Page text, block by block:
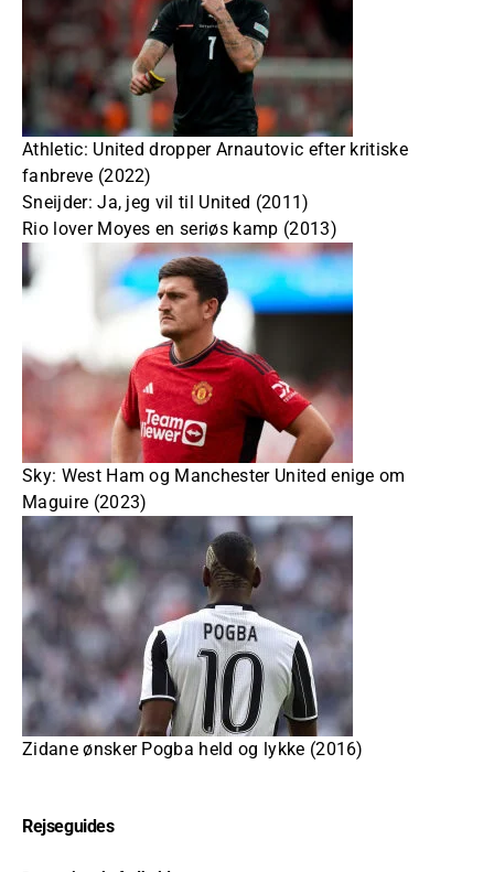
Athletic: United dropper Arnautovic efter kritiske
fanbreve (2022)
Sneijder: Ja, jeg vil til United (2011)
Rio lover Moyes en seriøs kamp (2013)
Sky: West Ham og Manchester United enige om
Maguire (2023)
Zidane ønsker Pogba held og lykke (2016)
Rejseguides